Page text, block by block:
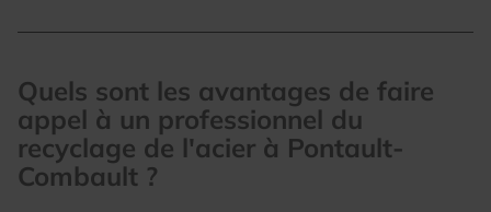
Quels sont les avantages de faire
appel à un professionnel du
recyclage de l'acier à Pontault-
Combault ?